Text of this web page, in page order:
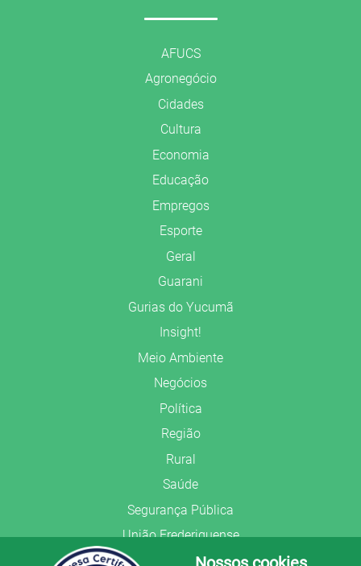
AFUCS
Agronegócio
Cidades
Cultura
Economia
Educação
Empregos
Esporte
Geral
Guarani
Gurias do Yucumã
Insight!
Meio Ambiente
Negócios
Política
Região
Rural
Saúde
Segurança Pública
União Frederiquense